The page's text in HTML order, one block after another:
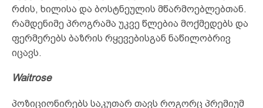
რძის, ხილისა და ბოსტნეულის მწარმოებლებთან.
რამდენიმე პროგრამა უკვე წლებია მოქმედებს და
ფერმერებს ბაზრის რყევებისგან ნაწილობრივ
იცავს.
Waitrose
პოზიციონირებს საკუთარ თავს როგორც პრემიუმ